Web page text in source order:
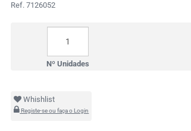
Ref. 7126052
Nº Unidades
Whishlist
Registe-se ou faça o Login